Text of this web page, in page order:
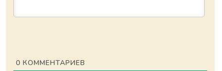
0 КОММЕНТАРИЕВ